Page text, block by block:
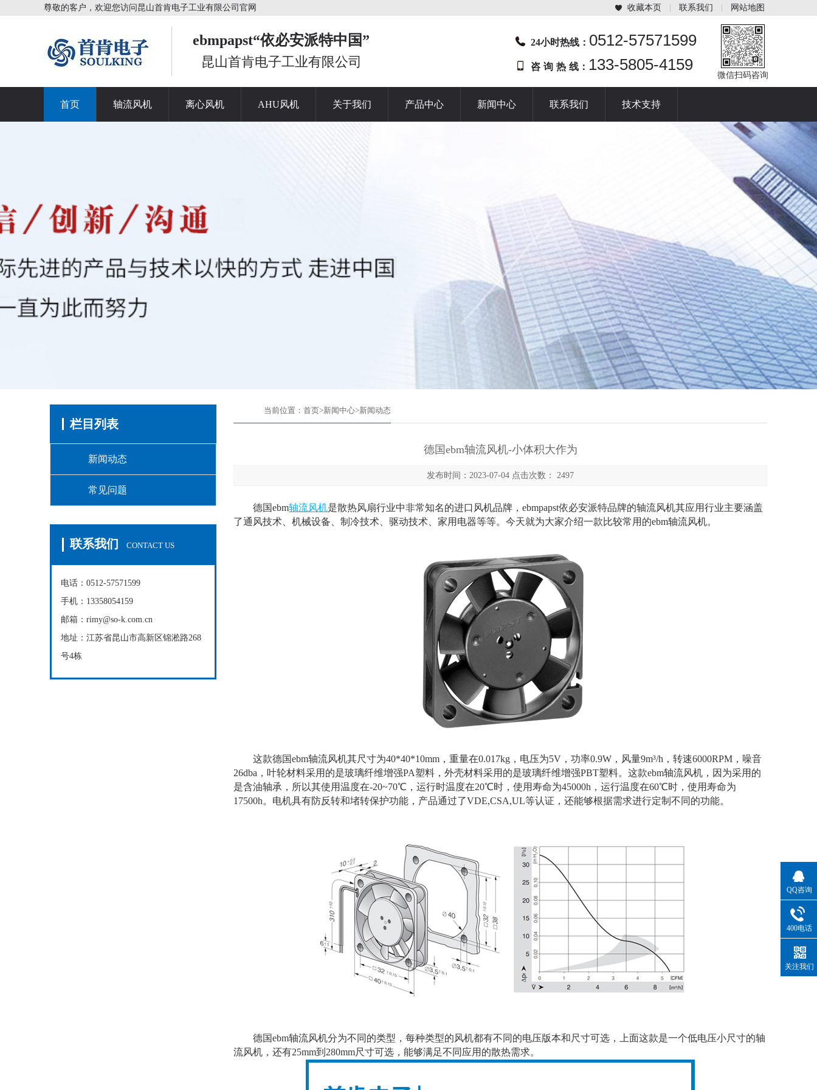
尊敬的客户，欢迎您访问昆山首肯电子工业有限公司官网 收藏本页 联系我们 网站地图
ebmpapst“依必安派特中国”
昆山首肯电子工业有限公司
24小时热线： 0512-57571599
咨 询 热 线： 133-5805-4159
微信扫码咨询
首页 轴流风机 离心风机 AHU风机 关于我们 产品中心 新闻中心 联系我们 技术支持
栏目列表
新闻动态
常见问题
联系我们 CONTACT US
电话：0512-57571599
手机：13358054159
邮箱：rimy@so-k.com.cn
地址：江苏省昆山市高新区锦淞路268
号4栋
当前位置： 首页>新闻中心>新闻动态
德国ebm轴流风机-小体积大作为
发布时间：2023-07-04 点击次数： 2497
德国ebm轴流风机是散热风扇行业中非常知名的进口风机品牌，ebmpapst依必安派特品牌的轴流风机其应用行业主要涵盖
了通风技术、机械设备、制冷技术、驱动技术、家用电器等等。今天就为大家介绍一款比较常用的ebm轴流风机。
这款德国ebm轴流风机其尺寸为40*40*10mm，重量在0.017kg，电压为5V，功率0.9W，风量9m³/h，转速6000RPM，噪音
26dba，叶轮材料采用的是玻璃纤维增强PA塑料，外壳材料采用的是玻璃纤维增强PBT塑料。这款ebm轴流风机，因为采用的
是含油轴承，所以其使用温度在-20~70℃，运行时温度在20℃时，使用寿命为45000h，运行温度在60℃时，使用寿命为
17500h。电机具有防反转和堵转保护功能，产品通过了VDE,CSA,UL等认证，还能够根据需求进行定制不同的功能。
德国ebm轴流风机分为不同的类型，每种类型的风机都有不同的电压版本和尺寸可选，上面这款是一个低电压小尺寸的轴
流风机，还有25mm到280mm尺寸可选，能够满足不同应用的散热需求。
QQ咨询
400电话
关注我们